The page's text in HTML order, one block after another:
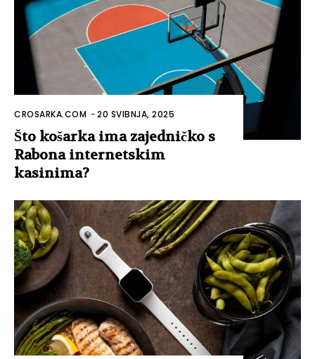
CROSARKA.COM -20 SVIBNJA, 2025
Što košarka ima zajedničko s
Rabona internetskim
kasinima?